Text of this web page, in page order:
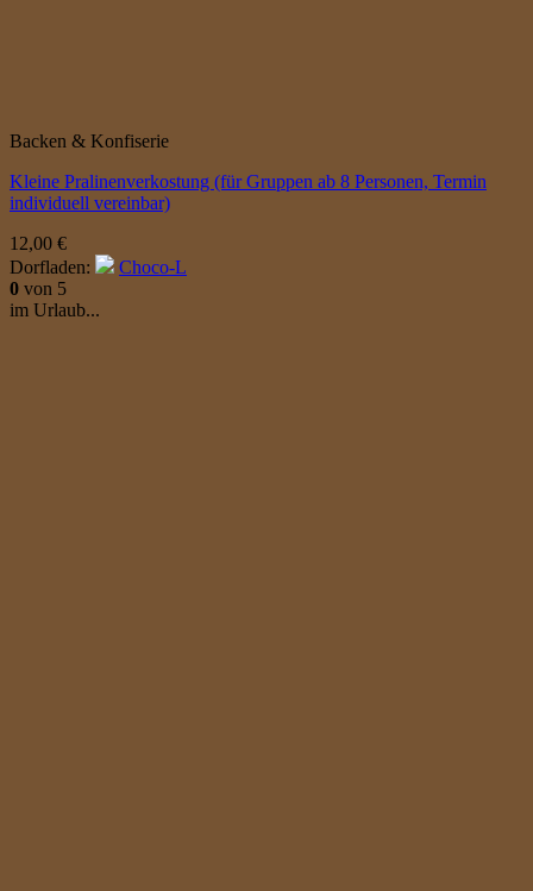
Backen & Konfiserie
Kleine Pralinenverkostung (für Gruppen ab 8 Personen, Termin
individuell vereinbar)
12,00 €
Dorfladen:
Choco-L
0 von 5
im Urlaub...